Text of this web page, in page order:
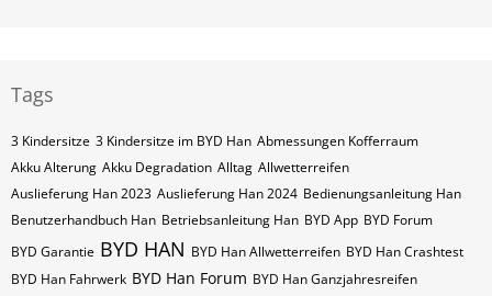
Tags
3 Kindersitze 3 Kindersitze im BYD Han Abmessungen Kofferraum
Akku Alterung Akku Degradation Alltag Allwetterreifen
Auslieferung Han 2023 Auslieferung Han 2024 Bedienungsanleitung Han
Benutzerhandbuch Han Betriebsanleitung Han BYD App BYD Forum
BYD Garantie BYD HAN BYD Han Allwetterreifen BYD Han Crashtest
BYD Han Fahrwerk BYD Han Forum BYD Han Ganzjahresreifen